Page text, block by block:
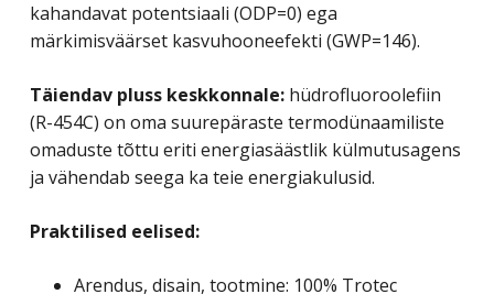
kahandavat potentsiaali (ODP=0) ega
märkimisväärset kasvuhooneefekti (GWP=146).
Täiendav pluss keskkonnale:hüdrofluoroolefiin
(R-454C) on oma suurepäraste termodünaamiliste
omaduste tõttu eriti energiasäästlik külmutusagens
ja vähendab seega ka teie energiakulusid.
Praktilised eelised:
Arendus, disain, tootmine: 100% Trotec